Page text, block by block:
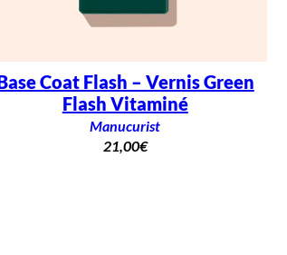
Coat Flash – Vernis Green
Flash Vitaminé
Manucurist
21,00€